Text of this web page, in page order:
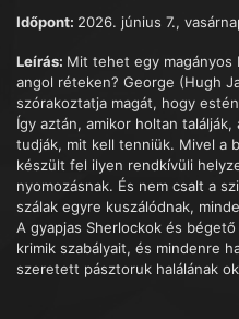
Időpont: 2026. június 7.,
Leírás: Mit tehet egy magányos
angol réteken? George (Hugh
szórakoztatja magát, hogy
Így aztán, amikor holtan
tudják, mit kell tenniük. Mivel a
készült fel ilyen rendkívüli
nyomozásnak. És nem csalt a
szálak egyre kuszálódnak,
A gyapjas Sherlockok és
krimik szabályait, és mindenre
szeretett pásztoruk halálának